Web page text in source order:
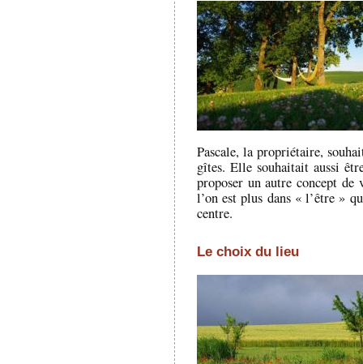
Pascale, la propriétaire,
gîtes. Elle souhaitait aussi
proposer un autre concept
l’on est plus dans « l’être »
centre.
Le choix du lieu